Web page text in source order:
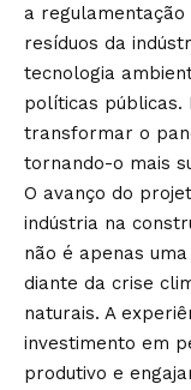
a regulamentação
resíduos da
tecnologia
políticas públicas.
transformar o
tornando-o mais
O avanço do
indústria na
não é apenas
diante da crise
naturais. A
investimento em
produtivo e